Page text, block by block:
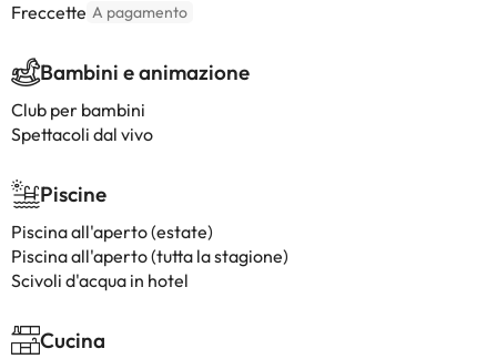
Freccette A pagamento
Bambini e animazione
Club per bambini
Spettacoli dal vivo
Piscine
Piscina all'aperto (estate)
Piscina all'aperto (tutta la stagione)
Scivoli d'acqua in hotel
Cucina